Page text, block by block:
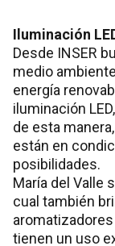
Iluminación
Desde INSER
medio
energía
iluminación
de esta
están en
posibilidades.
María del Valle
cual también
tienen un uso